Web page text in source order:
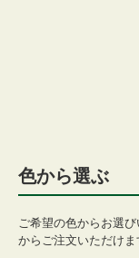
色から選ぶ
ご希望の色からお選
からご注文いただけま